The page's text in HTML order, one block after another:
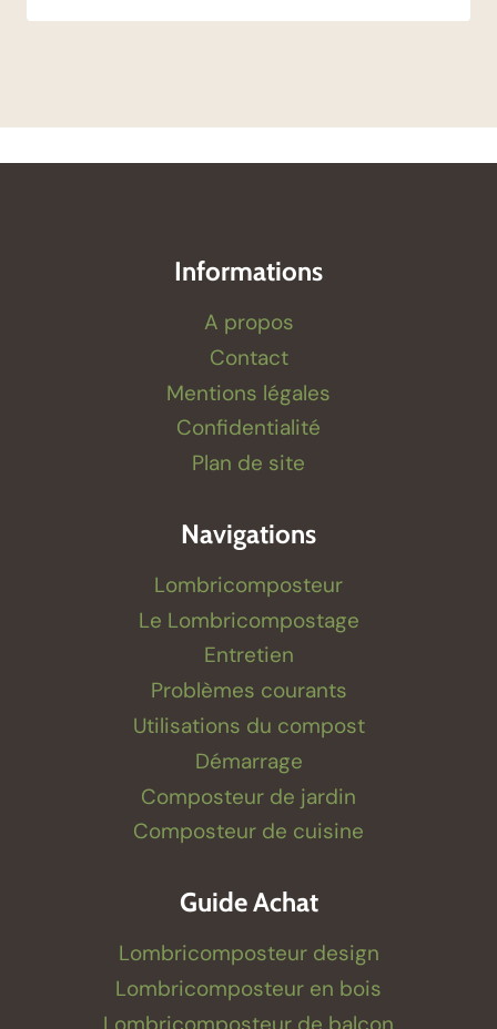
Informations
A propos
Contact
Mentions légales
Confidentialité
Plan de site
Navigations
Lombricomposteur
Le Lombricompostage
Entretien
Problèmes courants
Utilisations du compost
Démarrage
Composteur de jardin
Composteur de cuisine
Guide Achat
Lombricomposteur design
Lombricomposteur en bois